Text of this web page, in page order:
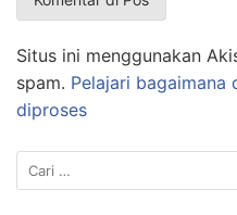
Situs ini menggunakan
spam. Pelajari bagaimana
diproses
Cari
untuk: